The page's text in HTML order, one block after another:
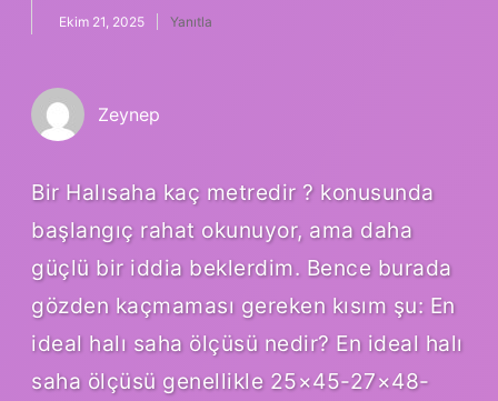
Ekim 21, 2025 Yanıtla
Zeynep
Bir Halısaha kaç metredir ? konusunda
başlangıç rahat okunuyor, ama daha
güçlü bir iddia beklerdim. Bence burada
gözden kaçmaması gereken kısım şu: En
ideal halı saha ölçüsü nedir? En ideal halı
saha ölçüsü genellikle 25×45-27×48-